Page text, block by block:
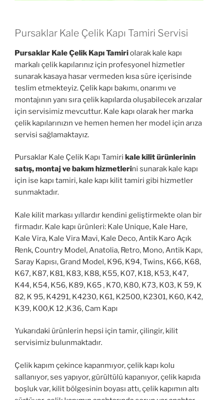
Pursaklar Kale Çelik Kapı Tamiri Servisi
Pursaklar Kale Çelik Kapı Tamiriolarak kale kapı
markalı çelik kapılarınız için profesyonel hizmetler
sunarak kasaya hasar vermeden kısa süre içerisinde
teslim etmekteyiz. Çelik kapı bakımı, onarımı ve
montajının yanı sıra çelik kapılarda oluşabilecek arızalar
için servisimiz mevcuttur. Kale kapı olarak her marka
çelik kapılarınızın ve hemen hemen her model için arıza
servisi sağlamaktayız.
Pursaklar Kale Çelik Kapı Tamiri kale kilit ürünlerinin
satış, montaj ve bakım hizmetlerini sunarak kale kapı
için ise kapı tamiri, kale kapı kilit tamiri gibi hizmetler
sunmaktadır.
Kale kilit markası yıllardır kendini geliştirmekte olan bir
firmadır. Kale kapı ürünleri: Kale Unique, Kale Hare,
Kale Vira, Kale Vira Mavi, Kale Deco, Antik Karo Açık
Renk, Country Model, Anatolia, Retro, Mono, Antik Kapı,
Saray Kapısı, Grand Model, K96, K94, Twins, K66, K68,
K67, K87, K81, K83, K88, K55, K07, K18, K53, K47,
K44, K54, K56, K89, K65 , K70, K80, K73, K03, K 59, K
82, K 95, K4291, K4230, K61, K2500, K2301, K60, K42,
K39, K00,K 12 ,K36, Cam Kapı
Yukarıdaki ürünlerin hepsi için tamir, çilingir, kilit
servisimiz bulunmaktadır.
Çelik kapım çekince kapanmıyor, çelik kapı kolu
sallanıyor, ses yapıyor, gürültülü kapanıyor, çelik kapıda
boşluk var, kilit bölgesinin boyası attı, çelik kapımın altı